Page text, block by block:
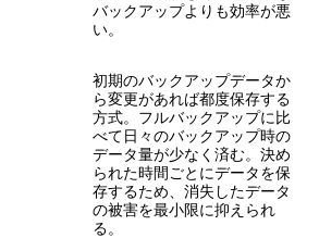
バックアップよりも効率が悪
い。
初期のバックアップデータか
ら変更があれば都度保存する
方式。フルバックアップに比
べて日々のバックアップ時の
データ量が少なく済む。決め
られた時間ごとにデータを保
存するため、消失したデータ
の被害を最小限に抑えられ
る。